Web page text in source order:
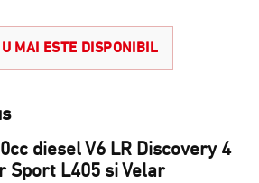
MAI ESTE DISPONIBIL
diesel V6 LR Discovery 4
Sport L405 si Velar